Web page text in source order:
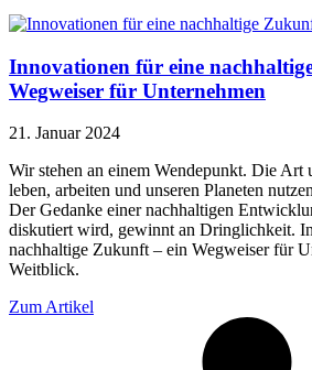
Innovationen für eine
Wegweiser für Unternehmen
21. Januar 2024
Wir stehen an einem Wendepunkt. Die Art
leben, arbeiten und unseren Planeten
Der Gedanke einer nachhaltigen
diskutiert wird, gewinnt an Dringlichkeit.
nachhaltige Zukunft – ein Wegweiser für
Weitblick.
Zum Artikel